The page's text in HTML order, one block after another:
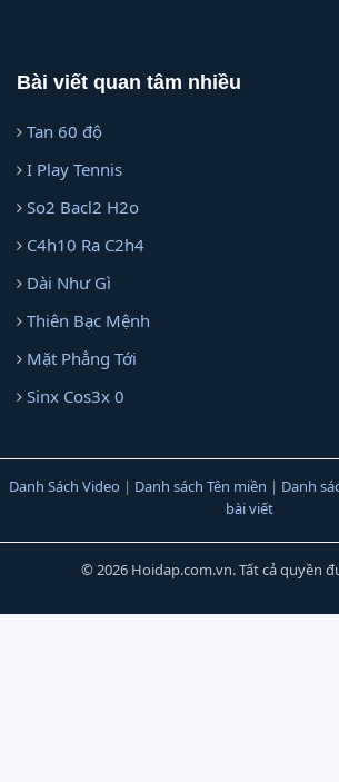
Bài viết quan tâm nhiều
Tan 60 độ
I Play Tennis
So2 Bacl2 H2o
C4h10 Ra C2h4
Dài Như Gì
Thiên Bạc Mệnh
Mặt Phẳng Tới
Sinx Cos3x 0
Danh Sách Video | Danh sách Tên miền | Danh
bài viết
© 2026 Hoidap.com.vn. Tất cả quyền